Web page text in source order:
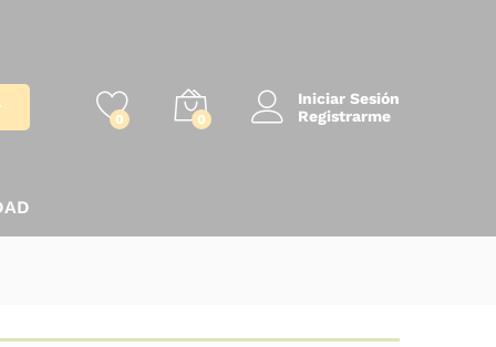
0 0
Iniciar Sesión
Registrarme